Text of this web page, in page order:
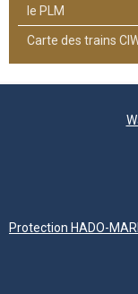
le PLM
Carte des trains
Protection HADO-